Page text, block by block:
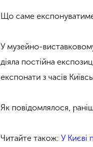
Що саме
У музейно-
діяла постійна
експонати з часів
Як повідомлялося,
Читайте також: У Києві